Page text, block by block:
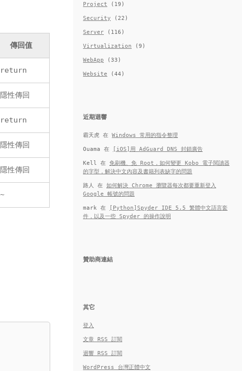
傳回值
return
隱性傳回
return
隱性傳回
隱性傳回
~
Project (19)
Security (22)
Server (116)
Virtualization (9)
WebApp (33)
Website (44)
近期迴響
霸天虎 在 Windows 常用的指令整理
Ouama 在 [iOS]用 AdGuard DNS 封鎖廣告
Kell 在 免刷機、免 Root，如何變更 Kobo 電子閱讀器
的字型，解決中文內容及書籍列表缺字的問題
路人 在 如何解決 Chrome 瀏覽器每次都要重新登入
Google 帳號的問題
mark 在
[Python]Spyder IDE 5.5 繁體中文語言套
件，以及一些 Spyder 的操作說明
贊助商連結
其它
登入
文章 RSS 訂閱
迴響 RSS 訂閱
WordPress 台灣正體中文